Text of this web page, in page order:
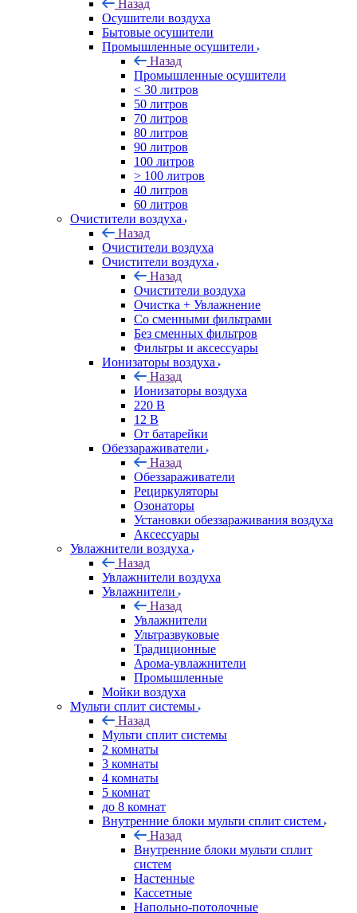
Назад
Осушители воздуха
Бытовые осушители
Промышленные осушители
Назад
Промышленные осушители
< 30 литров
50 литров
70 литров
80 литров
90 литров
100 литров
> 100 литров
40 литров
60 литров
Очистители воздуха
Назад
Очистители воздуха
Очистители воздуха
Назад
Очистители воздуха
Очистка + Увлажнение
Cо сменными фильтрами
Без сменных фильтров
Фильтры и аксессуары
Ионизаторы воздуха
Назад
Ионизаторы воздуха
220 В
12 В
От батарейки
Обеззараживатели
Назад
Обеззараживатели
Рециркуляторы
Озонаторы
Установки обеззараживания воздуха
Аксессуары
Увлажнители воздуха
Назад
Увлажнители воздуха
Увлажнители
Назад
Увлажнители
Ультразвуковые
Традиционные
Арома-увлажнители
Промышленные
Мойки воздуха
Мульти сплит системы
Назад
Мульти сплит системы
2 комнаты
3 комнаты
4 комнаты
5 комнат
до 8 комнат
Внутренние блоки мульти сплит систем
Назад
Внутренние блоки мульти сплит
систем
Настенные
Кассетные
Напольно-потолочные